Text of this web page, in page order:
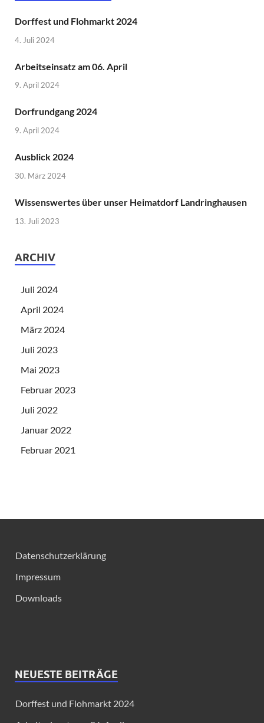
Dorffest und Flohmarkt 2024
4. Juli 2024
Arbeitseinsatz am 06. April
9. April 2024
Dorfrundgang 2024
9. April 2024
Ausblick 2024
30. März 2024
Wissenswertes über unser Heimatdorf Landringhausen
13. Juli 2023
ARCHIV
Juli 2024
April 2024
März 2024
Juli 2023
Mai 2023
Februar 2023
Juli 2022
Januar 2022
Februar 2021
Datenschutzerklärung
Impressum
Downloads
NEUESTE BEITRÄGE
Dorffest und Flohmarkt 2024